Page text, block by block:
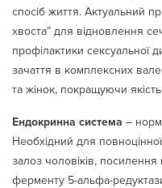
спосіб життя. Актуальний
хвоста” для відновлення
профілактики сексуальної
зачаття в комплексних
та жінок, покращуючи
Ендокринна система –
Необхідний для
залоз чоловіків, посилення
ферменту 5-альфа-